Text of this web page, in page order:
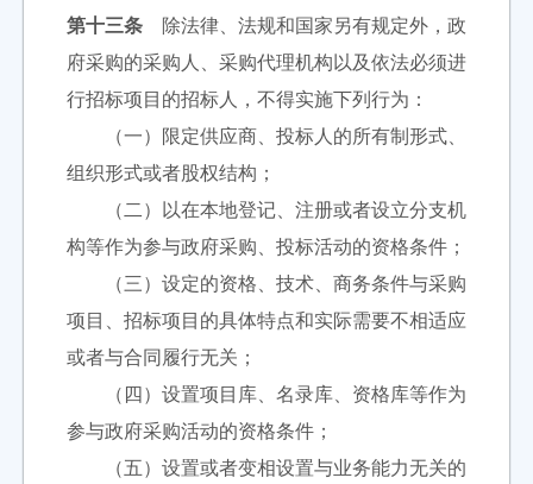
第十三条 除法律、法规和国家另有规定外，政
府采购的采购人、采购代理机构以及依法必须进
行招标项目的招标人，不得实施下列行为：
（一）限定供应商、投标人的所有制形式、
组织形式或者股权结构；
（二）以在本地登记、注册或者设立分支机
构等作为参与政府采购、投标活动的资格条件；
（三）设定的资格、技术、商务条件与采购
项目、招标项目的具体特点和实际需要不相适应
或者与合同履行无关；
（四）设置项目库、名录库、资格库等作为
参与政府采购活动的资格条件；
（五）设置或者变相设置与业务能力无关的